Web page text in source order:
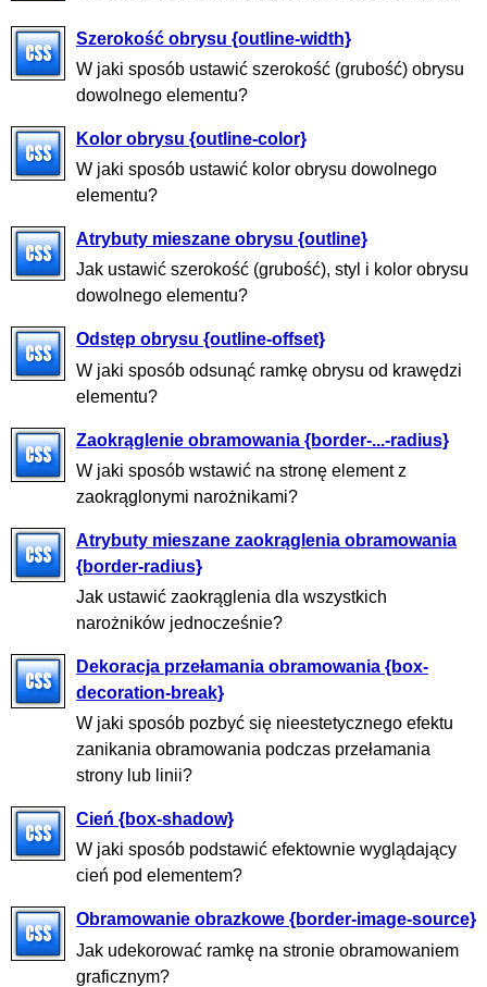
Szerokość obrysu {outline-width}
W jaki sposób ustawić szerokość (grubość) obrysu
dowolnego elementu?
Kolor obrysu {outline-color}
W jaki sposób ustawić kolor obrysu dowolnego
elementu?
Atrybuty mieszane obrysu {outline}
Jak ustawić szerokość (grubość), styl i kolor obrysu
dowolnego elementu?
Odstęp obrysu {outline-offset}
W jaki sposób odsunąć ramkę obrysu od krawędzi
elementu?
Zaokrąglenie obramowania {border-...-radius}
W jaki sposób wstawić na stronę element z
zaokrąglonymi narożnikami?
Atrybuty mieszane zaokrąglenia obramowania
{border-radius}
Jak ustawić zaokrąglenia dla wszystkich
narożników jednocześnie?
Dekoracja przełamania obramowania {box-
decoration-break}
W jaki sposób pozbyć się nieestetycznego efektu
zanikania obramowania podczas przełamania
strony lub linii?
Cień {box-shadow}
W jaki sposób podstawić efektownie wyglądający
cień pod elementem?
Obramowanie obrazkowe {border-image-source}
Jak udekorować ramkę na stronie obramowaniem
graficznym?